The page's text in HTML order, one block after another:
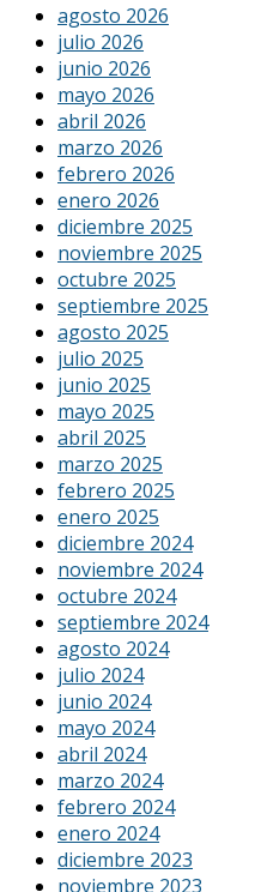
agosto 2026
julio 2026
junio 2026
mayo 2026
abril 2026
marzo 2026
febrero 2026
enero 2026
diciembre 2025
noviembre 2025
octubre 2025
septiembre 2025
agosto 2025
julio 2025
junio 2025
mayo 2025
abril 2025
marzo 2025
febrero 2025
enero 2025
diciembre 2024
noviembre 2024
octubre 2024
septiembre 2024
agosto 2024
julio 2024
junio 2024
mayo 2024
abril 2024
marzo 2024
febrero 2024
enero 2024
diciembre 2023
noviembre 2023